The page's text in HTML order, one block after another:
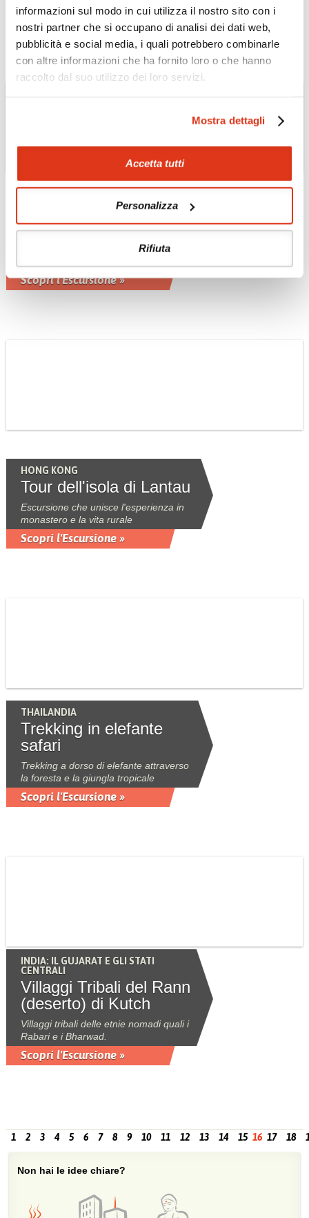
informazioni sul modo in cui utilizza il nostro sito con i
nostri partner che si occupano di analisi dei dati web,
pubblicità e social media, i quali potrebbero combinarle
con altre informazioni che ha fornito loro o che hanno
raccolto dal suo utilizzo dei loro servizi.
Mostra dettagli
Accetta tutti
Personalizza
Rifiuta
Scopri l'Escursione »
Tour della Costa
Orientale con pranzo
Scopri l'Escursione »
HONG KONG
Tour dell'isola di Lantau
Escursione che unisce l'esperienza in
monastero e la vita rurale
Scopri l'Escursione »
THAILANDIA
Trekking in elefante
safari
Trekking a dorso di elefante attraverso
la foresta e la giungla tropicale
Scopri l'Escursione »
INDIA: IL GUJARAT E GLI STATI
CENTRALI
Villaggi Tribali del Rann
(deserto) di Kutch
Villaggi tribali delle etnie nomadi quali i
Rabari e i Bharwad.
Scopri l'Escursione »
1 2 3 4 5 6 7 8 9 10 11 12 13 14 15 16 17 18
Non hai le idee chiare?